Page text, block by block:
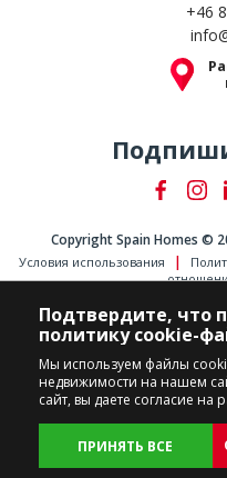
+46
Copyright Spain Homes ©
Условия использования
Подтвердите, что
политику cookie-
Мы используем файлы
недвижимости на нашем
сайт, вы даете согласие на
ПРИНЯТЬ ВСЕ